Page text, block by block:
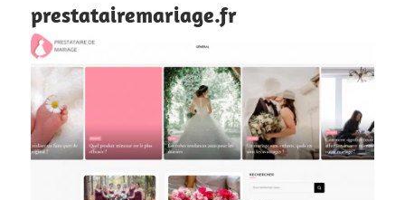
prestatairemariage.fr